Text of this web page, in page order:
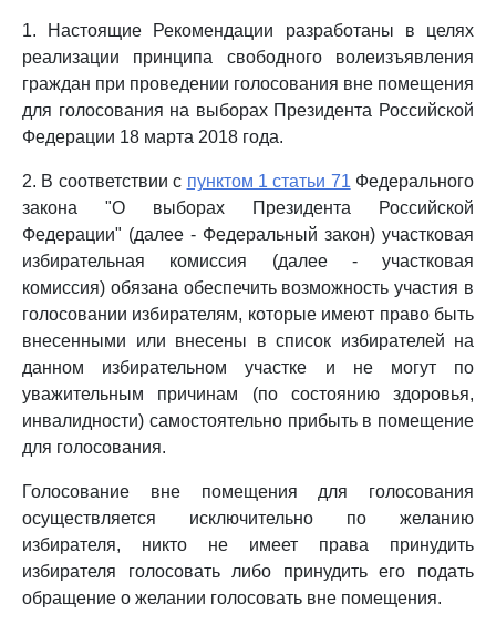
1. Настоящие Рекомендации разработаны в целях
реализации принципа свободного волеизъявления
граждан при проведении голосования вне помещения
для голосования на выборах Президента Российской
Федерации 18 марта 2018 года.
2. В соответствии с пунктом 1 статьи 71 Федерального
закона "О выборах Президента Российской
Федерации" (далее - Федеральный закон) участковая
избирательная комиссия (далее - участковая
комиссия) обязана обеспечить возможность участия в
голосовании избирателям, которые имеют право быть
внесенными или внесены в список избирателей на
данном избирательном участке и не могут по
уважительным причинам (по состоянию здоровья,
инвалидности) самостоятельно прибыть в помещение
для голосования.
Голосование вне помещения для голосования
осуществляется исключительно по желанию
избирателя, никто не имеет права принудить
избирателя голосовать либо принудить его подать
обращение о желании голосовать вне помещения.